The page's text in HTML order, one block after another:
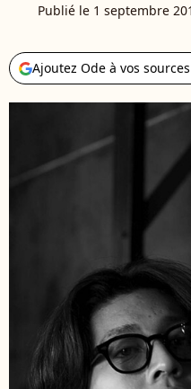
Publié le 1 septembre
Ajoutez Ode à vos